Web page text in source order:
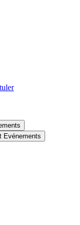
Evénements